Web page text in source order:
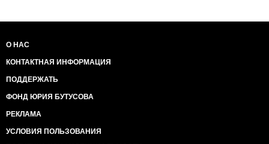
О НАС
КОНТАКТНАЯ ИНФОРМАЦИЯ
ПОДДЕРЖАТЬ
ФОНД ЮРИЯ БУТУСОВА
РЕКЛАМА
УСЛОВИЯ ПОЛЬЗОВАНИЯ